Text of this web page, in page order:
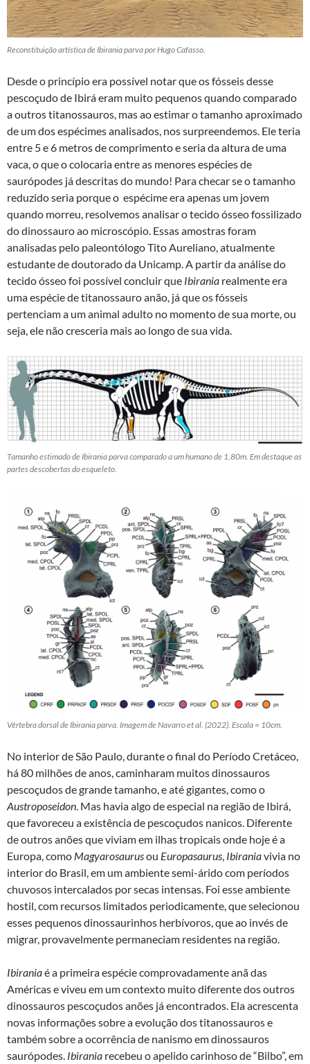
Reconstituição artística de Ibirania parva por Hugo Cafasso.
Desde o princípio era possível notar que os fósseis desse
pescoçudo de Ibirá eram muito pequenos quando comparado
a outros titanossauros, mas ao estimar o tamanho aproximado
de um dos espécimes analisados, nos surpreendemos. Ele teria
entre 5 e 6 metros de comprimento e seria da altura de uma
vaca, o que o colocaria entre as menores espécies de
saurópodes já descritas do mundo! Para checar se o tamanho
reduzido seria porque o espécime era apenas um jovem
quando morreu, resolvemos analisar o tecido ósseo fossilizado
do dinossauro ao microscópio. Essas amostras foram
analisadas pelo paleontólogo Tito Aureliano, atualmente
estudante de doutorado da Unicamp. A partir da análise do
tecido ósseo foi possível concluir que Ibirania realmente era
uma espécie de titanossauro anão, já que os fósseis
pertenciam a um animal adulto no momento de sua morte, ou
seja, ele não cresceria mais ao longo de sua vida.
Tamanho estimado de Ibirania parva comparado a um humano de 1,80m. Em destaque as
partes descobertas do esqueleto.
Vértebra dorsal de Ibirania parva. Imagem de Navarro et al. (2022). Escala = 10cm.
No interior de São Paulo, durante o final do Período Cretáceo,
há 80 milhões de anos, caminharam muitos dinossauros
pescoçudos de grande tamanho, e até gigantes, como o
Austroposeidon. Mas havia algo de especial na região de Ibirá,
que favoreceu a existência de pescoçudos nanicos. Diferente
de outros anões que viviam em ilhas tropicais onde hoje é a
Europa, como Magyarosaurusou Europasaurus, Ibiraniavivia no
interior do Brasil, em um ambiente semi-árido com períodos
chuvosos intercalados por secas intensas. Foi esse ambiente
hostil, com recursos limitados periodicamente, que selecionou
esses pequenos dinossaurinhos herbívoros, que ao invés de
migrar, provavelmente permaneciam residentes na região.
Ibiraniaé a primeira espécie comprovadamente anã das
Américas e viveu em um contexto muito diferente dos outros
dinossauros pescoçudos anões já encontrados. Ela acrescenta
novas informações sobre a evolução dos titanossauros e
também sobre a ocorrência de nanismo em dinossauros
saurópodes. Ibirania recebeu o apelido carinhoso de “Bilbo”, em